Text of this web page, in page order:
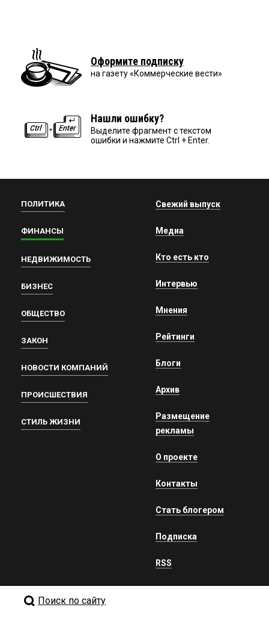
Оформите подписку
на газету «Коммерческие вести»
Нашли ошибку?
Выделите фрагмент с текстом
ошибки и нажмите Ctrl + Enter.
ПОЛИТИКА
ФИНАНСЫ
НЕДВИЖИМОСТЬ
БИЗНЕС
ОБЩЕСТВО
ЗАКОН
НОВОСТИ КОМПАНИЙ
ПРОИСШЕСТВИЯ
СТИЛЬ ЖИЗНИ
Свежий выпуск
Медиа
Кто есть кто
Интервью
Мнения
Рейтинги
Блоги
Архив
Размещение
рекламы
О проекте
Контакты
Стать блогером
Подписка
RSS
Поиск по сайту